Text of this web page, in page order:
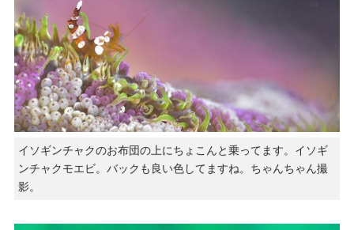
イソギンチャクのお布団の上にちょこんと乗ってます。イソギ
ンチャクモエビ。バックも良い色してますね。ちゃんちゃん撮
影。